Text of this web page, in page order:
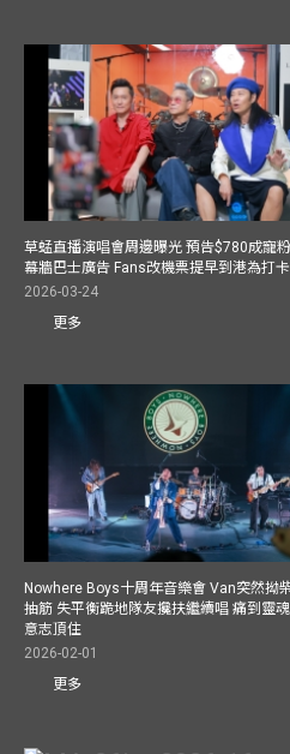
草蜢直播演唱會周邊曝光 預告$780成寵
幕牆巴士廣告 Fans改機票提早到港為打卡
2026-03-24
更多
Nowhere Boys十周年音樂會 Van突然拗
抽筋 失平衡跪地隊友攙扶繼續唱 痛到靈
意志頂住
2026-02-01
更多